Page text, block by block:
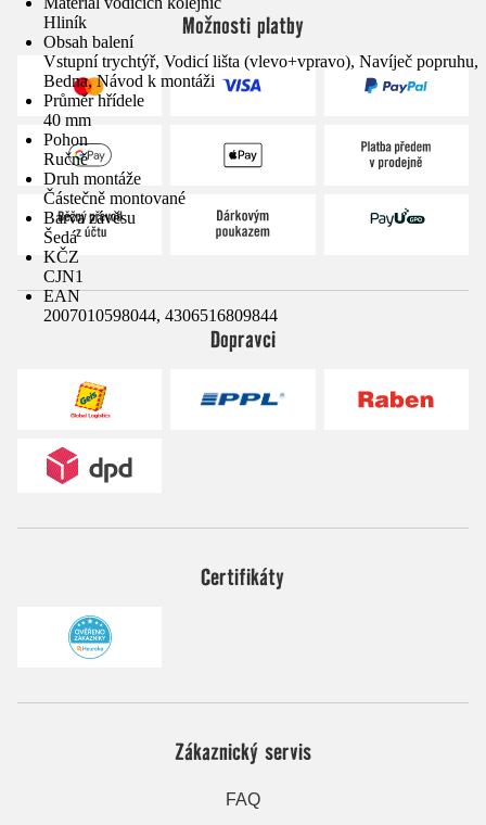
Hliník
Obsah balení
Vstupní trychtýř, Vodicí lišta (vlevo+vpravo), Navíječ popruhu,
Bedna, Návod k montáži
Průměr hřídele
40 mm
Pohon
Ručně
Druh montáže
Částečně montované
Barva závěsu
Šedá
KČZ
CJN1
EAN
2007010598044, 4306516809844
Možnosti platby
Dopravci
Certifikáty
Zákaznický servis
FAQ